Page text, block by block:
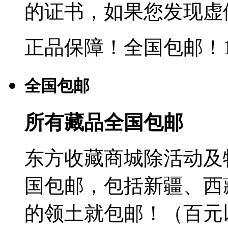
的证书，如果您发现
正品保障！全国包邮
全国包邮
所有藏品全国包邮
东方收藏商城除活动
国包邮，包括新疆、
的领土就包邮！（百